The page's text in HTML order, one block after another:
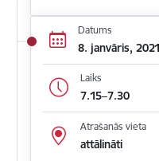
Datums
8. janvāris, 2021
Laiks
7.15–7.30
Atrašanās vieta
attālināti